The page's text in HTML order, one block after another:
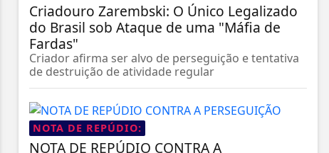
Criadouro Zarembski: O Único Legalizado
do Brasil sob Ataque de uma "Máfia de
Fardas"
Criador afirma ser alvo de perseguição e tentativa
de destruição de atividade regular
NOTA DE REPÚDIO:
NOTA DE REPÚDIO CONTRA A